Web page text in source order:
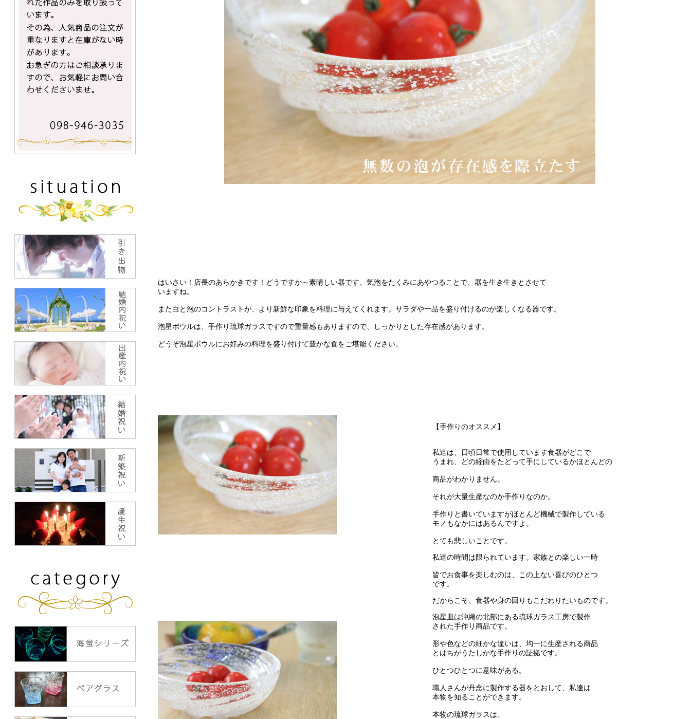
はいさい！店長のあらかきです！どうですか～素晴しい器です、気泡をたくみにあやつることで、器を生き生きとさせて
いますね。
また白と泡のコントラストが、より新鮮な印象を料理に与えてくれます。サラダや一品を盛り付けるのが楽しくなる器です。
泡星ボウルは、手作り琉球ガラスですので重量感もありますので、しっかりとした存在感があります。
どうぞ泡星ボウルにお好みの料理を盛り付けて豊かな食をご堪能ください。
【手作りのオススメ】
私達は、日頃日常で使用しています食器がどこで
うまれ、どの経由をたどって手にしているかほとんどの
商品がわかりません。
それが大量生産なのか手作りなのか。
手作りと書いていますがほとんど機械で製作している
モノもなかにはあるんですよ。
とても悲しいことです。
私達の時間は限られています。家族との楽しい一時
皆でお食事を楽しむのは、この上ない喜びのひとつ
です。
だからこそ、食器や身の回りもこだわりたいものです。
泡星皿は沖縄の北部にある琉球ガラス工房で製作
された手作り商品です。
形や色などの細かな違いは、均一に生産される商品
とはちがうたしかな手作りの証拠です。
ひとつひとつに意味がある。
職人さんが丹念に製作する器をとおして、私達は
本物を知ることができます。
本物の琉球ガラスは、